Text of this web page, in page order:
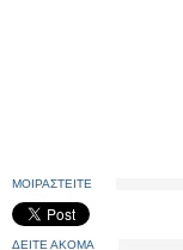
ΜΟΙΡΑΣΤΕΙΤΕ
ΔΕΙΤΕ ΑΚΟΜΑ